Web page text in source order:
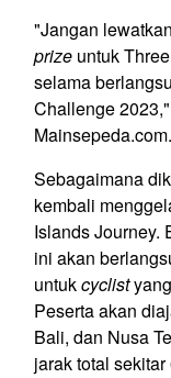
"Jangan
prize untuk
selama
Challenge
Mainsepeda.com.
Sebagaimana
kembali
Islands Journey.
ini akan
untukcyclist
Peserta akan
Bali, dan Nusa
jarak total